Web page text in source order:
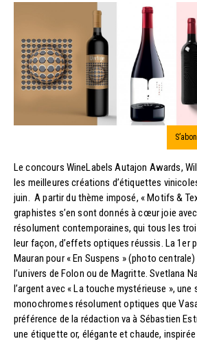
Le concours WineLabels Autajon Awards,
les meilleures créations d’étiquettes
juin. A partir du thème imposé, « Motifs &
graphistes s’en sont donnés à cœur joie
résolument contemporaines, qui tous les
leur façon, d’effets optiques réussis. La 1er
Mauran pour « En Suspens » (photo
l’univers de Folon ou de Magritte. Svetlana
l’argent avec « La touche mystérieuse », une
monochromes résolument optiques que
préférence de la rédaction va à Sébastien
une étiquette or, élégante et chaude, inspirée